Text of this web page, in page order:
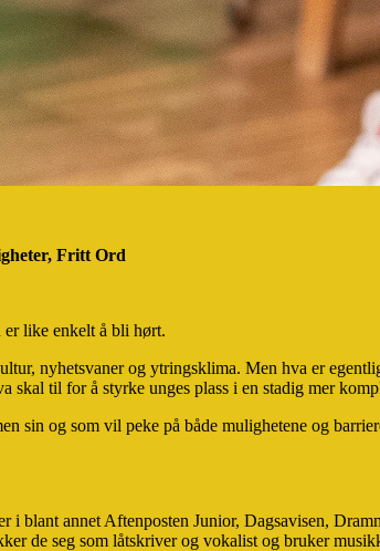
Fritt Ord
like enkelt å bli hørt.
nyhetsvaner og ytringsklima. Men hva er
til for å styrke unges plass i en stadig mer
sin og som vil peke på både mulighetene og
blant annet Aftenposten Junior, Dagsavisen,
de seg som låtskriver og vokalist og bruker